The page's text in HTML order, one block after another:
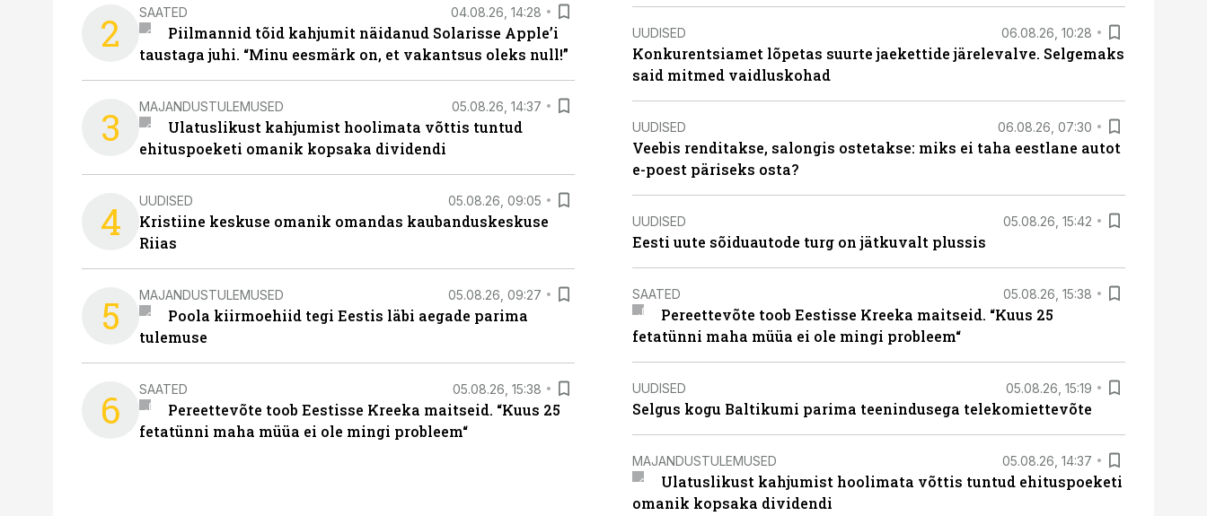
2 SAATED 04.08.26, 14:28
Piilmannid tõid kahjumit näidanud Solarisse Apple’i
taustaga juhi. “Minu eesmärk on, et vakantsus oleks null!”
3 MAJANDUSTULEMUSED 05.08.26, 14:37
Ulatuslikust kahjumist hoolimata võttis tuntud
ehituspoeketi omanik kopsaka dividendi
4 UUDISED 05.08.26, 09:05
Kristiine keskuse omanik omandas kaubanduskeskuse
Riias
5 MAJANDUSTULEMUSED 05.08.26, 09:27
Poola kiirmoehiid tegi Eestis läbi aegade parima
tulemuse
6 SAATED 05.08.26, 15:38
Pereettevõte toob Eestisse Kreeka maitseid. “Kuus 25
fetatünni maha müüa ei ole mingi probleem“
UUDISED 06.08.26, 10:28
Konkurentsiamet lõpetas suurte jaekettide järelevalve. Selgemaks
said mitmed vaidluskohad
UUDISED 06.08.26, 07:30
Veebis renditakse, salongis ostetakse: miks ei taha eestlane autot
e-poest päriseks osta?
UUDISED 05.08.26, 15:42
Eesti uute sõiduautode turg on jätkuvalt plussis
SAATED 05.08.26, 15:38
Pereettevõte toob Eestisse Kreeka maitseid. “Kuus 25
fetatünni maha müüa ei ole mingi probleem“
UUDISED 05.08.26, 15:19
Selgus kogu Baltikumi parima teenindusega telekomiettevõte
MAJANDUSTULEMUSED 05.08.26, 14:37
Ulatuslikust kahjumist hoolimata võttis tuntud ehituspoeketi
omanik kopsaka dividendi